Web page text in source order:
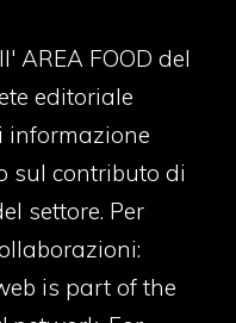
AREA FOOD del
editoriale
informazione
sul contributo di
settore. Per
is part of the